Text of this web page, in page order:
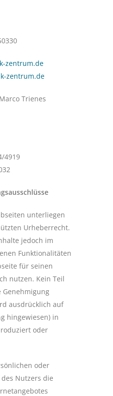
zentrum.de
zentrum.de
Trienes
4919
unterliegen
Urheberrecht.
jedoch im
Funktionalitäten
für seinen
nutzen. Kein Teil
ausdrücklich auf
hingewiesen) in
oder
oder
Nutzers die